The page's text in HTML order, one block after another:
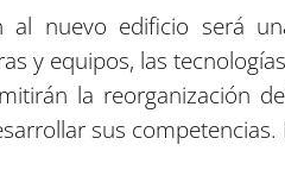
al nuevo edificio será
y equipos, las
la reorganización
sus